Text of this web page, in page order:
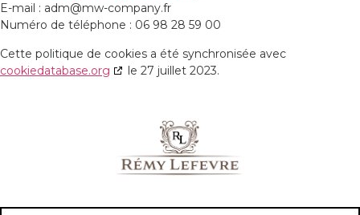
E-mail : adm@mw-company.fr
Numéro de téléphone : 06 98 28 59 00
Cette politique de cookies a été synchronisée avec
cookiedatabase.org
le 27 juillet 2023.